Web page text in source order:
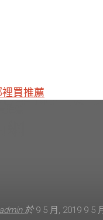
買推薦
薦
熱推必吃-
華得》櫻
admin 於 9 5 月, 2019 9 5